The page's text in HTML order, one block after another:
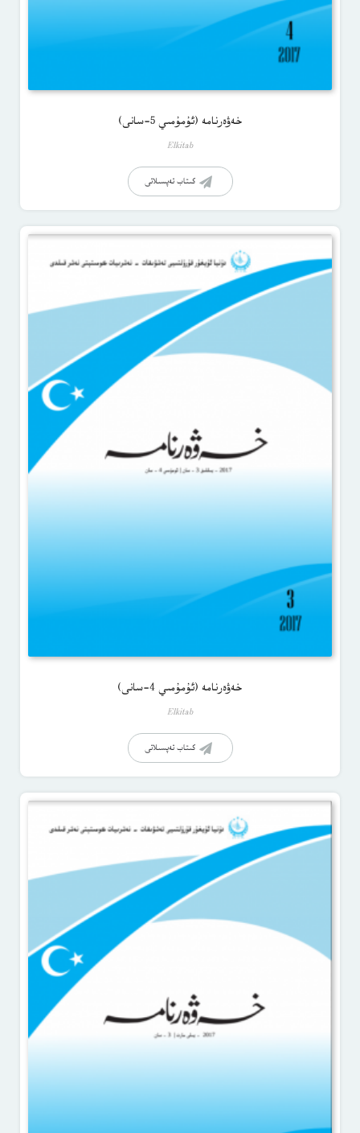
خەۋەرنامە (ئۇمۇمىي 5-سانى)
Elkitab
كىتاب تەپسىلاتى
خەۋەرنامە (ئۇمۇمىي 4-سانى)
Elkitab
كىتاب تەپسىلاتى